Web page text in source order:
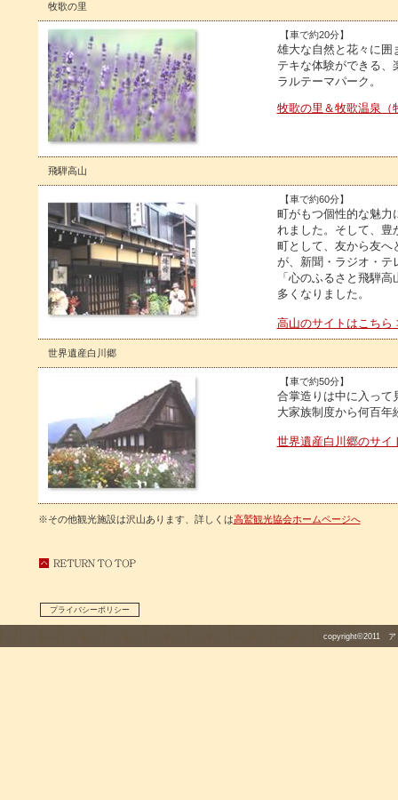
牧歌の里
【車で約20分】
雄大な自然と花々に囲
テキな体験ができる、
ラルテーマパーク。
牧歌の里＆牧歌温泉（
飛騨高山
【車で約60分】
町がもつ個性的な魅力
れました。そして、豊
町として、友から友へ
が、新聞・ラジオ・テ
「心のふるさと飛騨
多くなりました。
高山のサイトはこちら
世界遺産白川郷
【車で約50分】
合掌造りは中に入って
大家族制度から何百年
世界遺産白川郷のサイ
※その他観光施設は沢山あります、詳しくは高鷲観光協会ホームページへ
copyright©2011 ア
プライバシーポリシー